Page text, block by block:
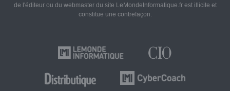
de l'éditeur ou du webmaster du site LeMondeInformatique.fr est illicite et
constitue une contrefaçon.